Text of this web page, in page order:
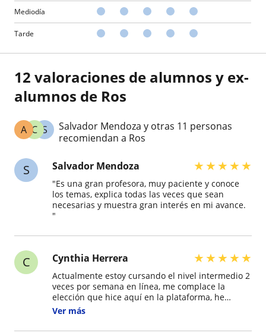
Mediodía
Tarde
12 valoraciones de alumnos y ex-
alumnos de Ros
S
C
A
Salvador Mendoza y otras 11 personas
recomiendan a Ros
S Salvador Mendoza ★★★★★
"Es una gran profesora, muy paciente y conoce
los temas, explica todas las veces que sean
necesarias y muestra gran interés en mi avance.
"
C Cynthia Herrera ★★★★★
Actualmente estoy cursando el nivel intermedio 2
veces por semana en línea, me complace la
elección que hice aquí en la plataforma, he
notado una mejoría y evolución semana a
rápido, es dinámica, amena, divertida, y con un
Ver más